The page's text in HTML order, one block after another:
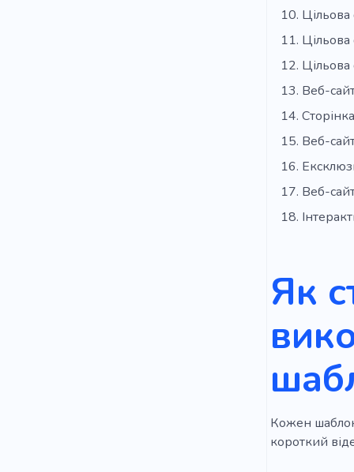
Цільова
Цільова
Цільова
Веб-
Веб-
Веб-
Як
Кожен
короткий